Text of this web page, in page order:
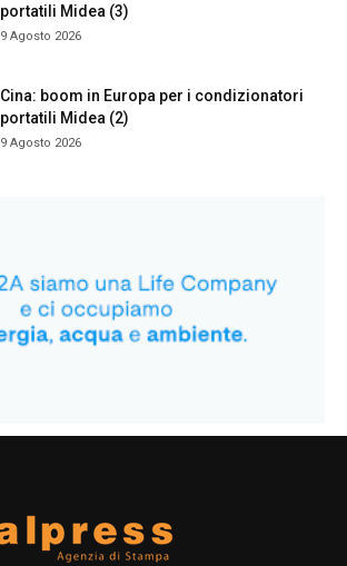
portatili Midea (3)
9 Agosto 2026
Cina: boom in Europa per i condizionatori
portatili Midea (2)
9 Agosto 2026